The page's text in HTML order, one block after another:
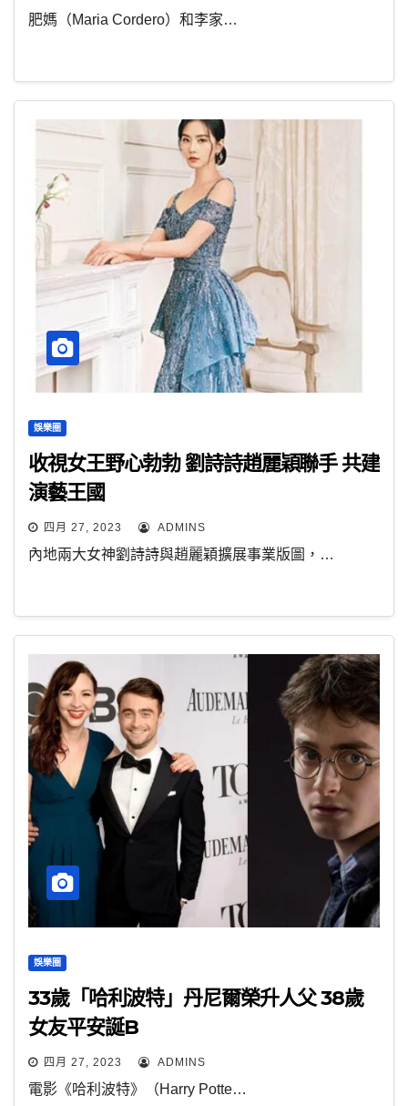
肥媽（Maria Cordero）和李家…
娛樂圈
收視女王野心勃勃 劉詩詩趙麗穎聯手 共建
演藝王國
四月 27, 2023 ADMINS
內地兩大女神劉詩詩與趙麗穎擴展事業版圖，…
娛樂圈
33歲「哈利波特」丹尼爾榮升人父 38歲
女友平安誕B
四月 27, 2023 ADMINS
電影《哈利波特》（Harry Potte…